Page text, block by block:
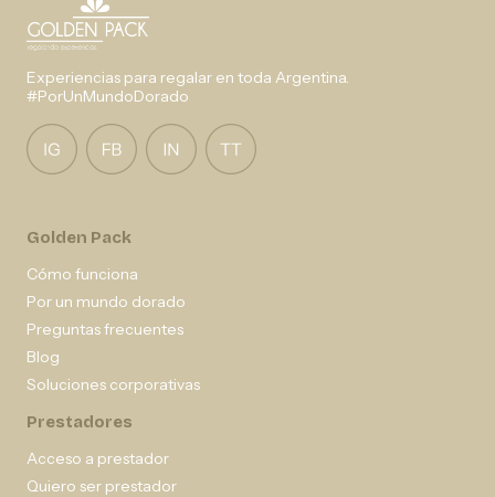
Experiencias para regalar en toda Argentina.
#PorUnMundoDorado
Golden Pack
Cómo funciona
Por un mundo dorado
Preguntas frecuentes
Blog
Soluciones corporativas
Prestadores
Acceso a prestador
Quiero ser prestador